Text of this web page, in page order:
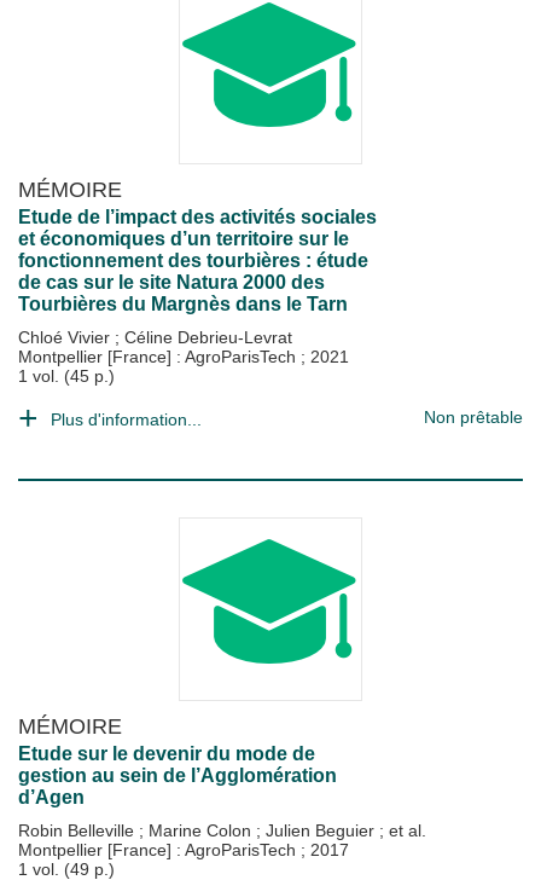
MÉMOIRE
Etude de l’impact des activités sociales
et économiques d’un territoire sur le
fonctionnement des tourbières : étude
de cas sur le site Natura 2000 des
Tourbières du Margnès dans le Tarn
Chloé Vivier ; Céline Debrieu-Levrat
Montpellier [France] : AgroParisTech ; 2021
1 vol. (45 p.)
Plus d'information... Non prêtable
MÉMOIRE
Etude sur le devenir du mode de
gestion au sein de l’Agglomération
d’Agen
Robin Belleville ; Marine Colon ; Julien Beguier ; et al.
Montpellier [France] : AgroParisTech ; 2017
1 vol. (49 p.)